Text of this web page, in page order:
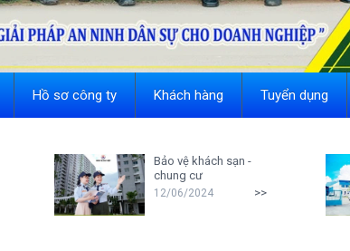
Hồ sơ công ty Khách hàng Tuyển dụng
Bảo vệ khách sạn -
chung cư
12/06/2024 >>